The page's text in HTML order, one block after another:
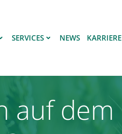
SERVICES NEWS KARRIERE
auf dem